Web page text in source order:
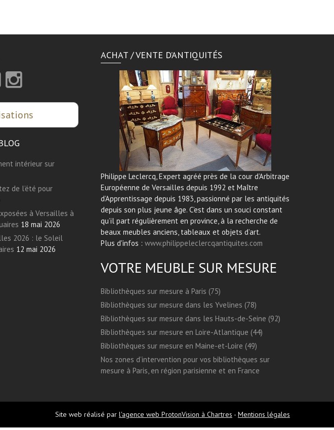
intérieur sur
de l’été pour
à Versailles à
18 mai 2026
2026 : le Soleil
12 mai 2026
ACHAT / VENTE D’ANTIQUITÉS
Philippe Leclercq, Expert agréé près de la cour d’Arbitrage
Européenne de Versailles depuis 1992 et Maître
d’Apprentissage depuis 1983, passionné par les antiquités
depuis son plus jeune âge. C’est dans un souci constant
qu’il part régulièrement en province, à la recherche de
beaux meubles anciens, tableaux et objets d’art.
Plus d'infos : www.philippeleclercqantiquites.com
VOTRE MEUBLE SUR MESURE
Bibliothèques sur mesure à Paris (75)
Bibliothèques sur mesure dans les Yvelines (78)
Bibliothèques sur mesure dans les Hauts-de-Seine (92)
Bibliothèques sur mesure en Loire-Atlantique (44)
Bibliothèques sur mesure en Maine-et-Loire (49)
Nos zones d’intervention pour vos bibliothèques sur
mesure à Paris, en région parisienne et en France
Site web réalisé par l'agence web ProtonVision à Chartres - Mentions légales